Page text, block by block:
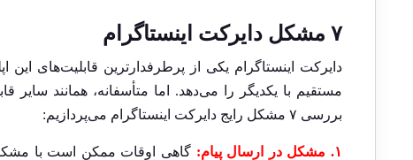
۷ مشکل دایرکت اینستاگرام
دایرکت اینستاگرام یکی از پرطرفدارترین قابلیت‌های
مستقیم با یکدیگر را می‌دهد. اما متأسفانه، همانند
بررسی ۷ مشکل رایج دایرکت اینستاگرام می‌پردازیم:
۱. مشکل در ارسال پیام:
گاهی اوقات ممکن است با